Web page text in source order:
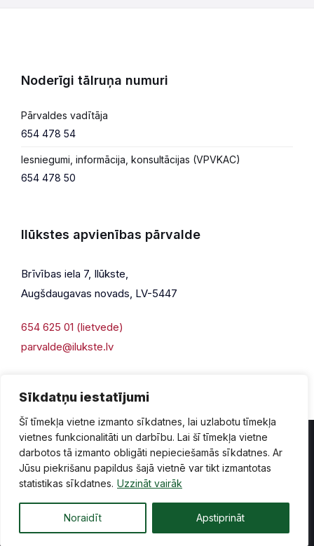
Sīkdatņu iestatījumi
Šī tīmekļa vietne izmanto sīkdatnes, lai uzlabotu tīmekļa
vietnes funkcionalitāti un darbību. Lai šī tīmekļa vietne
darbotos tā izmanto obligāti nepieciešamās sīkdatnes. Ar
Jūsu piekrišanu papildus šajā vietnē var tikt izmantotas
statistikas sīkdatnes. Uzzināt vairāk
Noraidīt Apstiprināt
Noderīgi tālruņa numuri
Pārvaldes vadītāja
654 478 54
Iesniegumi, informācija, konsultācijas (VPVKAC)
654 478 50
Ilūkstes apvienības pārvalde
Brīvības iela 7, Ilūkste,
Augšdaugavas novads, LV-5447
654 625 01 (lietvede)
parvalde@ilukste.lv
Privātuma politika Piekļūstamība
Lapas karte
© 2026 Ilūkste, publicētā satura visas tiesības aizsargātas.